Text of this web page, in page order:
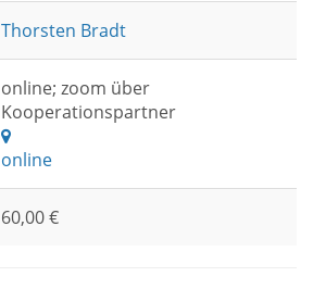
Thorsten Bradt
online; zoom über
Kooperationspartner
online
60,00 €